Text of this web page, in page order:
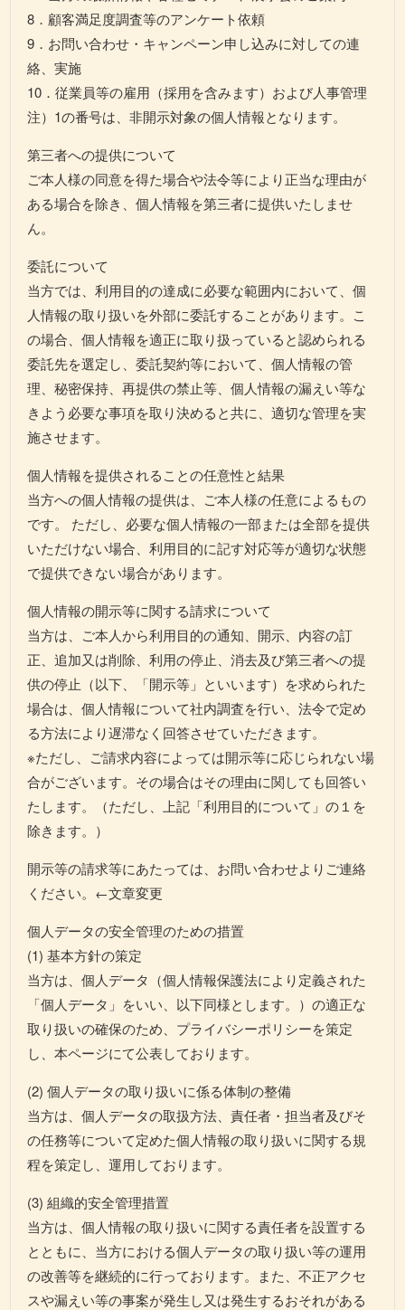
8．顧客満足度調査等のアンケート依頼
9．お問い合わせ・キャンペーン申し込みに対しての連
絡、実施
10．従業員等の雇用（採用を含みます）および人事管理
注）1の番号は、非開示対象の個人情報となります。
第三者への提供について
ご本人様の同意を得た場合や法令等により正当な理由が
ある場合を除き、個人情報を第三者に提供いたしませ
ん。
委託について
当方では、利用目的の達成に必要な範囲内において、個
人情報の取り扱いを外部に委託することがあります。こ
の場合、個人情報を適正に取り扱っていると認められる
委託先を選定し、委託契約等において、個人情報の管
理、秘密保持、再提供の禁止等、個人情報の漏えい等な
きよう必要な事項を取り決めると共に、適切な管理を実
施させます。
個人情報を提供されることの任意性と結果
当方への個人情報の提供は、ご本人様の任意によるもの
です。 ただし、必要な個人情報の一部または全部を提供
いただけない場合、利用目的に記す対応等が適切な状態
で提供できない場合があります。
個人情報の開示等に関する請求について
当方は、ご本人から利用目的の通知、開示、内容の訂
正、追加又は削除、利用の停止、消去及び第三者への提
供の停止（以下、「開示等」といいます）を求められた
場合は、個人情報について社内調査を行い、法令で定め
る方法により遅滞なく回答させていただきます。
※ただし、ご請求内容によっては開示等に応じられない場
合がございます。その場合はその理由に関しても回答い
たします。（ただし、上記「利用目的について」の１を
除きます。）
開示等の請求等にあたっては、お問い合わせよりご連絡
ください。←文章変更
個人データの安全管理のための措置
(1) 基本方針の策定
当方は、個人データ（個人情報保護法により定義された
「個人データ」をいい、以下同様とします。）の適正な
取り扱いの確保のため、プライバシーポリシーを策定
し、本ページにて公表しております。
(2) 個人データの取り扱いに係る体制の整備
当方は、個人データの取扱方法、責任者・担当者及びそ
の任務等について定めた個人情報の取り扱いに関する規
程を策定し、運用しております。
(3) 組織的安全管理措置
当方は、個人情報の取り扱いに関する責任者を設置する
とともに、当方における個人データの取り扱い等の運用
の改善等を継続的に行っております。また、不正アクセ
スや漏えい等の事案が発生し又は発生するおそれがある